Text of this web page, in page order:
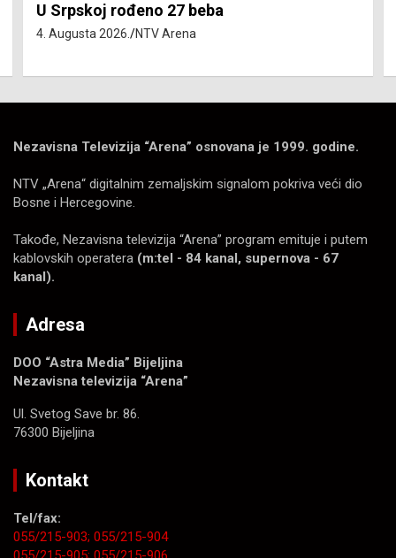
U Srpskoj rođeno 27 beba
4. Augusta 2026. NTV Arena
Nezavisna Televizija “Arena” osnovana je 1999. godine.
NTV „Arena“ digitalnim zemaljskim signalom pokriva veći dio
Bosne i Hercegovine.
Takođe, Nezavisna televizija “Arena” program emituje i putem
kablovskih operatera (m:tel - 84 kanal, supernova - 67
kanal).
Adresa
DOO “Astra Media” Bijeljina
Nezavisna televizija “Arena”
Ul. Svetog Save br. 86.
76300 Bijeljina
Kontakt
Tel/fax:
055/215-903; 055/215-904